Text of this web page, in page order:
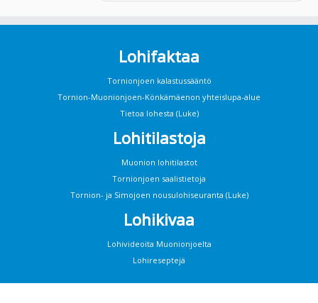
Lohifaktaa
Tornionjoen kalastussääntö
Tornion-Muonionjoen-Könkämäenon yhteislupa-alue
Tietoa lohesta (Luke)
Lohitilastoja
Muonion lohitilastot
Tornionjoen saalistietoja
Tornion- ja Simojoen nousulohiseuranta (Luke)
Lohikivaa
Lohivideoita Muonionjoelta
Lohireseptejä